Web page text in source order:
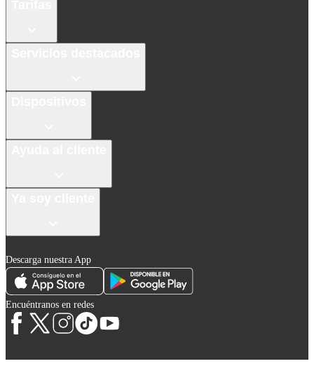
Descarga nuestra App
Encuéntranos en redes